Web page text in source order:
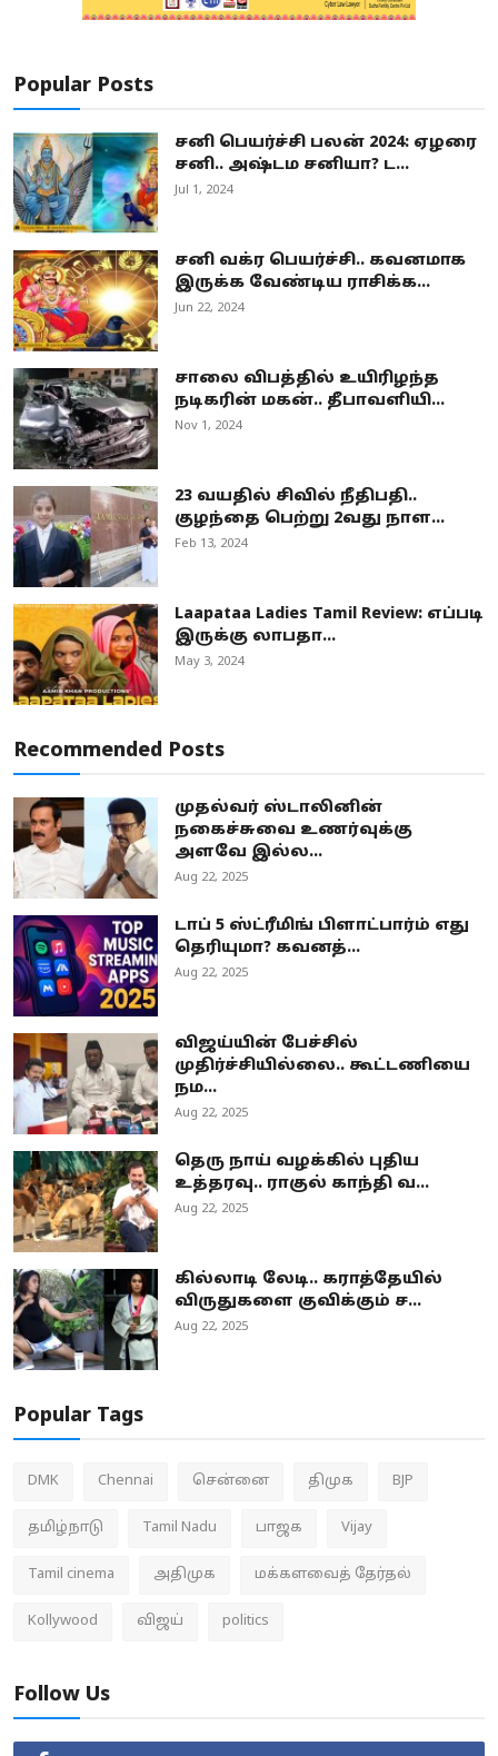
Popular Posts
சனி பெயர்ச்சி பலன் 2024: ஏழரை
சனி.. அஷ்டம சனியா? ட...
Jul 1, 2024
சனி வக்ர பெயர்ச்சி.. கவனமாக
இருக்க வேண்டிய ராசிக்க...
Jun 22, 2024
சாலை விபத்தில் உயிரிழந்த
நடிகரின் மகன்.. தீபாவளியி...
Nov 1, 2024
23 வயதில் சிவில் நீதிபதி..
குழந்தை பெற்று 2வது நாள...
Feb 13, 2024
Laapataa Ladies Tamil Review: எப்படி
இருக்கு லாபதா...
May 3, 2024
Recommended Posts
முதல்வர் ஸ்டாலினின்
நகைச்சுவை உணர்வுக்கு
அளவே இல்ல...
Aug 22, 2025
டாப் 5 ஸ்ட்ரீமிங் பிளாட்பார்ம் எது
தெரியுமா? கவனத்...
Aug 22, 2025
விஜய்யின் பேச்சில்
முதிர்ச்சியில்லை.. கூட்டணியை
நம...
Aug 22, 2025
தெரு நாய் வழக்கில் புதிய
உத்தரவு.. ராகுல் காந்தி வ...
Aug 22, 2025
கில்லாடி லேடி.. கராத்தேயில்
விருதுகளை குவிக்கும் ச...
Aug 22, 2025
Popular Tags
DMK Chennai சென்னை திமுக BJP
தமிழ்நாடு Tamil Nadu பாஜக Vijay
Tamil cinema அதிமுக மக்களவைத் தேர்தல்
Kollywood விஜய் politics
Follow Us